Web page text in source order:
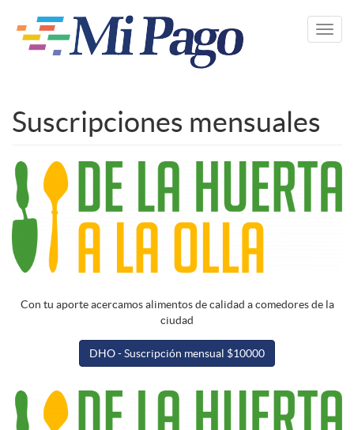
contenido
Suscripciones mensuales
Con tu aporte acercamos alimentos de calidad a comedores de la
ciudad
DHO - Suscripción mensual $10000